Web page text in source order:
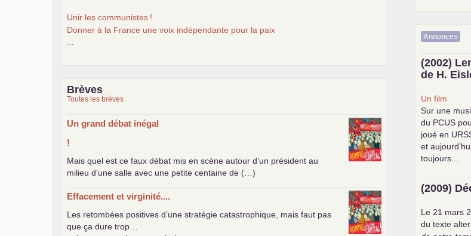
Unir les communistes !
Donner à la France une voix indépendante pour la paix
Brèves
Toutes les brèves
Un grand débat inégal
!
Mais quel est ce faux débat mis en scène autour d’un président au
milieu d’une salle avec une petite centaine de (…)
Effacement et virginité....
Les retombées positives d’une stratégie catastrophique, mais faut pas
que ça dure trop…
Annonces
(2002)
de H.
Un film
Sur une
du PCUS
joué en
et
toujours...
(2009)
Le 21 mars
du texte